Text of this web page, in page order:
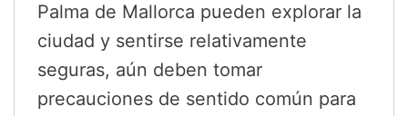
Palma de Mallorca pueden explorar la
ciudad y sentirse relativamente
seguras, aún deben tomar
precauciones de sentido común para